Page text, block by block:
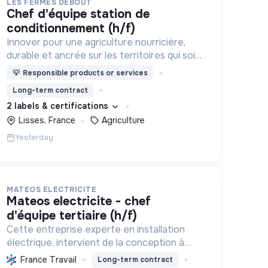
LES FERMES DEBOUT
chef d'équipe station de
conditionnement (h/f)
Innover pour une agriculture nourricière,
durable et ancrée sur les territoires qui soit
respectueuse de l'humain et des
💡 Responsible products or services
Long-term contract
2 labels & certifications
Lisses, France
Agriculture
Yesterday
MATEOS ELECTRICITE
mateos electricite - chef
d'équipe tertiaire (h/f)
Cette entreprise experte en installation
électrique, intervient de la conception à
l'exploitation, notamment pour les centrales
France Travail Long-term contract